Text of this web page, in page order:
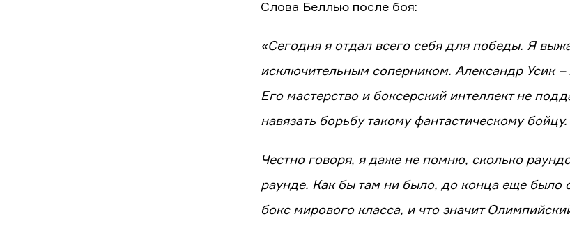
Слова Беллью после боя:
«Сегодня я отдал всего себя для победы. Я
исключительным соперником. Александр Усик
Его мастерство и боксерский интеллект не
навязать борьбу такому фантастическому бойцу.
Честно говоря, я даже не помню, сколько
раунде. Как бы там ни было, до конца еще было
бокс мирового класса, и что значит